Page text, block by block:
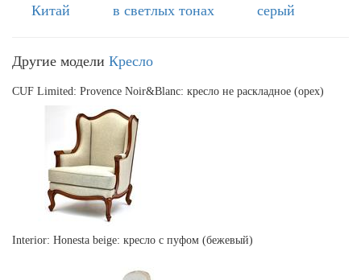
Китай
в светлых тонах серый
Другие модели Кресло
CUF Limited: Provence Noir&Blanc: кресло не раскладное (орех)
Interior: Honesta beige: кресло с пуфом (бежевый)